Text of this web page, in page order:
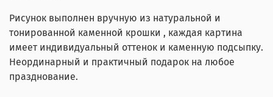
Рисунок выполнен вручную из натуральной и
тонированной каменной крошки , каждая картина
имеет индивидуальный оттенок и каменную подсыпку.
Неординарный и практичный подарок на любое
празднование.